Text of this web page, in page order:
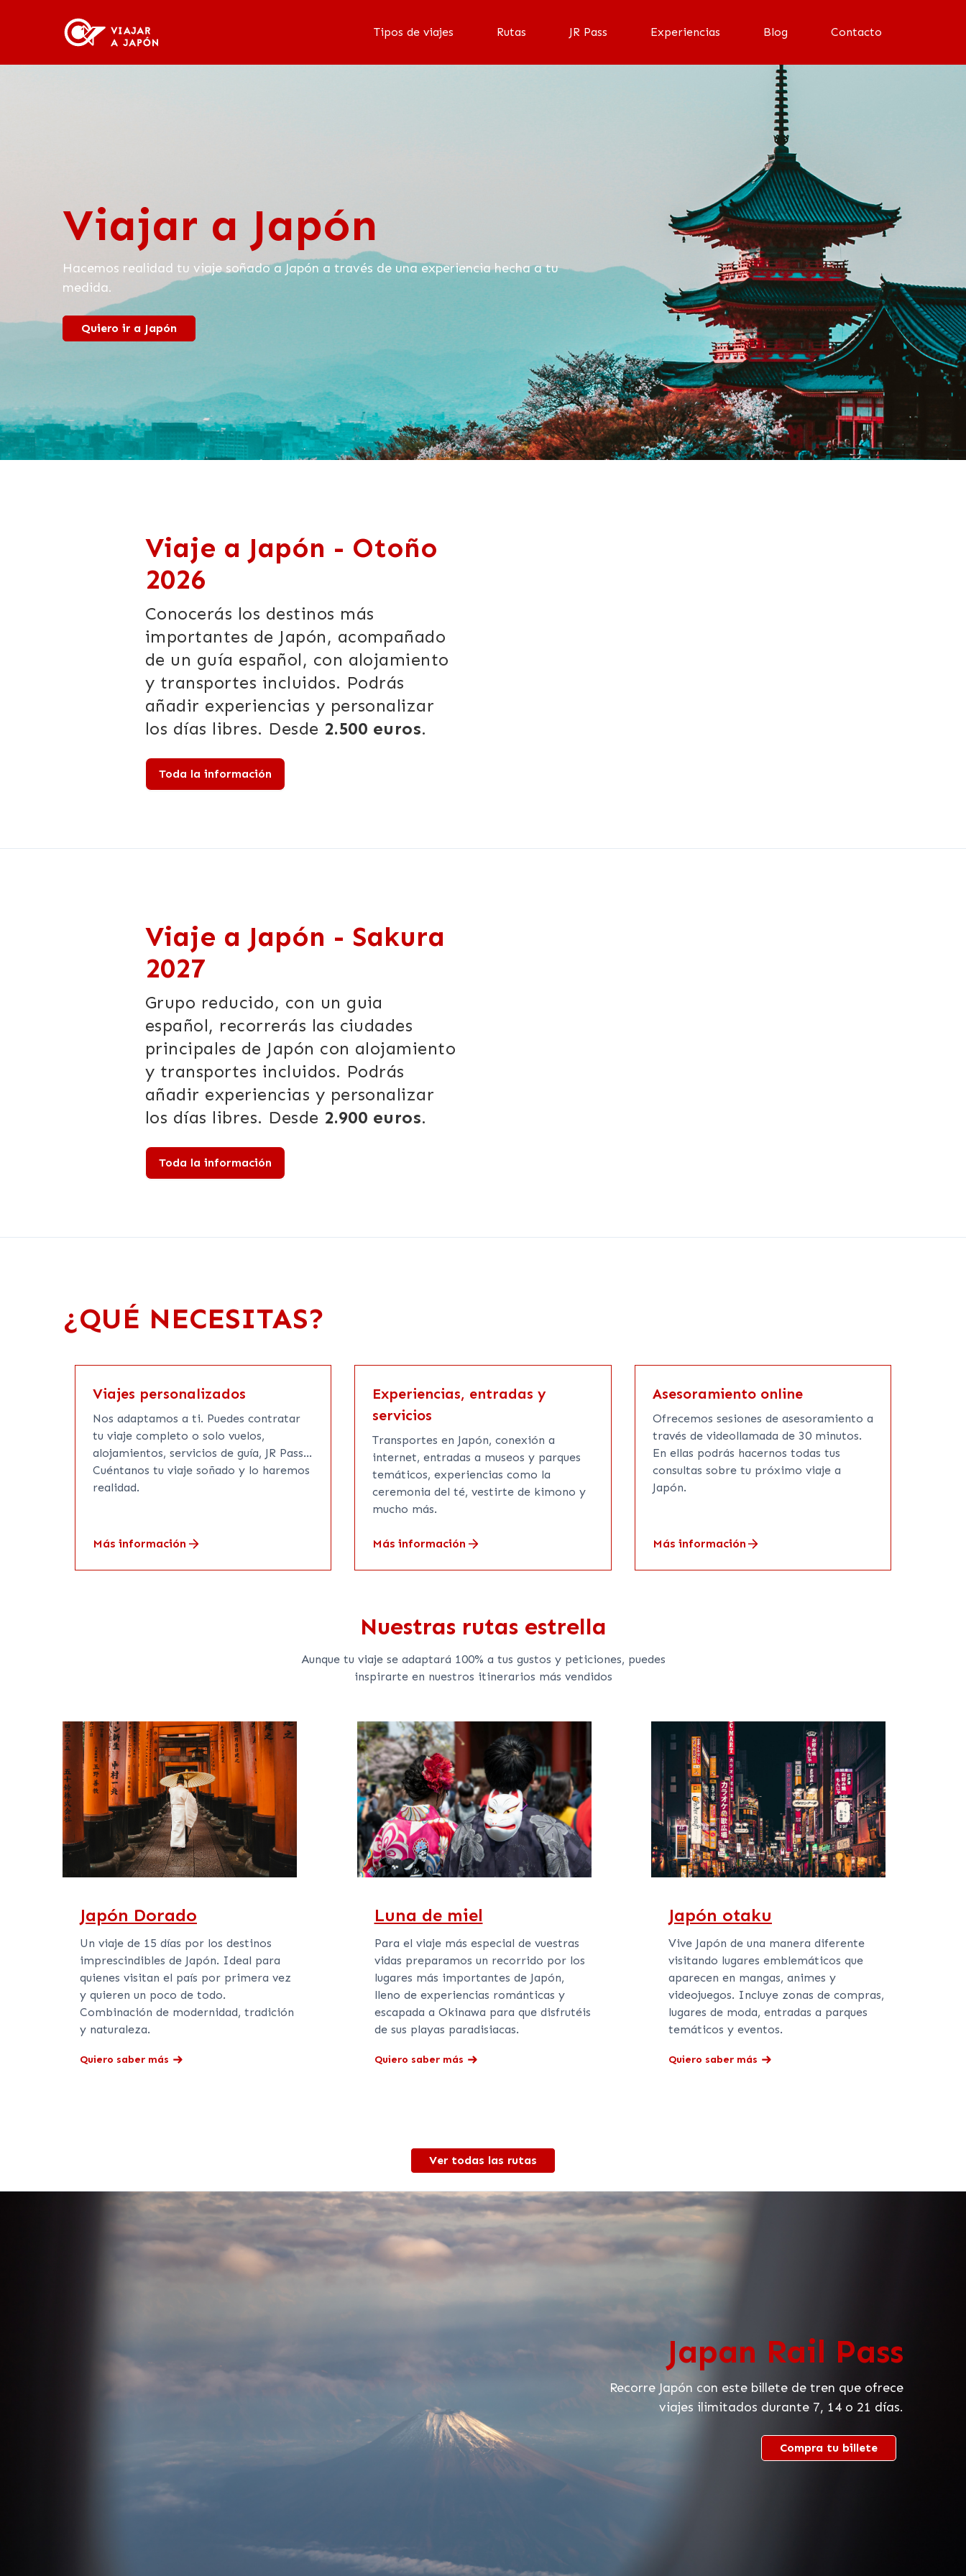
Tipos de viajes Rutas JR Pass Experiencias Blog Contacto
Viajar a Japón
Hacemos realidad tu viaje soñado a Japón a través de una experiencia hecha a tu
medida.
Quiero ir a Japón
Viaje a Japón - Otoño
2026
Conocerás los destinos más
importantes de Japón, acompañado
de un guía español, con alojamiento
y transportes incluidos. Podrás
añadir experiencias y personalizar
los días libres. Desde 2.500 euros.
Toda la información
Viaje a Japón - Sakura
2027
Grupo reducido, con un guia
español, recorrerás las ciudades
principales de Japón con alojamiento
y transportes incluidos. Podrás
añadir experiencias y personalizar
los días libres. Desde 2.900 euros.
Toda la información
¿QUÉ NECESITAS?
Viajes personalizados
Nos adaptamos a ti. Puedes contratar
tu viaje completo o solo vuelos,
alojamientos, servicios de guía, JR Pass...
Cuéntanos tu viaje soñado y lo haremos
realidad.
Más información
Experiencias, entradas y
servicios
Transportes en Japón, conexión a
internet, entradas a museos y parques
temáticos, experiencias como la
ceremonia del té, vestirte de kimono y
mucho más.
Más información
Asesoramiento online
Ofrecemos sesiones de asesoramiento a
través de videollamada de 30 minutos.
En ellas podrás hacernos todas tus
consultas sobre tu próximo viaje a
Japón.
Más información
Nuestras rutas estrella
Aunque tu viaje se adaptará 100% a tus gustos y peticiones, puedes
inspirarte en nuestros itinerarios más vendidos
Japón Dorado
Un viaje de 15 días por los destinos
imprescindibles de Japón. Ideal para
quienes visitan el país por primera vez
y quieren un poco de todo.
Combinación de modernidad, tradición
y naturaleza.
Quiero saber más
Luna de miel
Para el viaje más especial de vuestras
vidas preparamos un recorrido por los
lugares más importantes de Japón,
lleno de experiencias románticas y
escapada a Okinawa para que disfrutéis
de sus playas paradisiacas.
Quiero saber más
Japón otaku
Vive Japón de una manera diferente
visitando lugares emblemáticos que
aparecen en mangas, animes y
videojuegos. Incluye zonas de compras,
lugares de moda, entradas a parques
temáticos y eventos.
Quiero saber más
Ver todas las rutas
Japan Rail Pass
Recorre Japón con este billete de tren que ofrece
viajes ilimitados durante 7, 14 o 21 días.
Compra tu billete